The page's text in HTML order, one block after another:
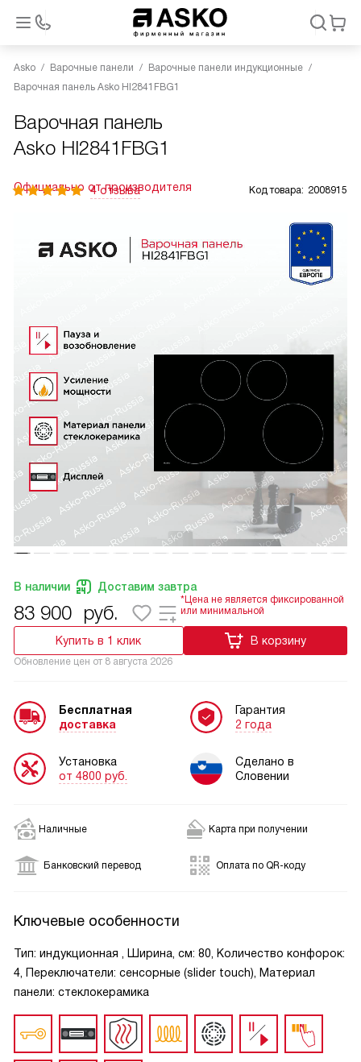
Asko Варочные панели
Варочные панели индукционные
Варочная панель Asko HI2841FBG1
Варочная панель
Asko HI2841FBG1
Официально от производителя
4 отзыва Код товара: 2008915
В наличии Доставим завтра
83 900 руб.
*Цена не является фиксированной
или минимальной
Купить в 1 клик В корзину
Обновление цен от 8 августа 2026
Бесплатная
доставка
Установка
от 4800 руб.
Гарантия
2 года
Сделано в
Словении
Наличные Карта при получении
Банковский перевод Оплата по QR-коду
Ключевые особенности
Тип: индукционная , Ширина, см: 80, Количество конфорок:
4, Переключатели: сенсорные (slider touch), Материал
панели: стеклокерамика